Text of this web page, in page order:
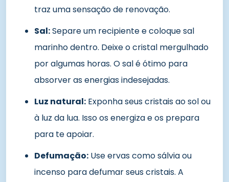
traz uma sensação de renovação.
Sal:Separe um recipiente e coloque sal
marinho dentro. Deixe o cristal mergulhado
por algumas horas. O sal é ótimo para
absorver as energias indesejadas.
Luz natural: Exponha seus cristais ao sol ou
à luz da lua. Isso os energiza e os prepara
para te apoiar.
Defumação: Use ervas como sálvia ou
incenso para defumar seus cristais. A